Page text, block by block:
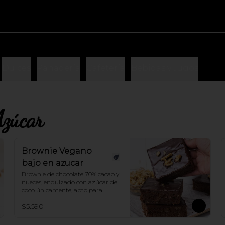
Brownie Vegano
bajo en azucar
Brownie de chocolate 70% cacao y
nueces, endulzado con azúcar de
coco únicamente, apto para
$5.590